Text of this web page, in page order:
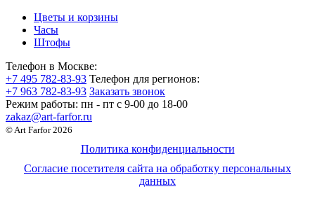
Цветы и корзины
Часы
Штофы
Телефон в Москве:
+7 495 782-83-93 Телефон для регионов:
+7 963 782-83-93 Заказать звонок
Режим работы: пн - пт c 9-00 до 18-00
zakaz@art-farfor.ru
© Art Farfor 2026
Политика конфиденциальности
Согласие посетителя сайта на обработку персональных
данных